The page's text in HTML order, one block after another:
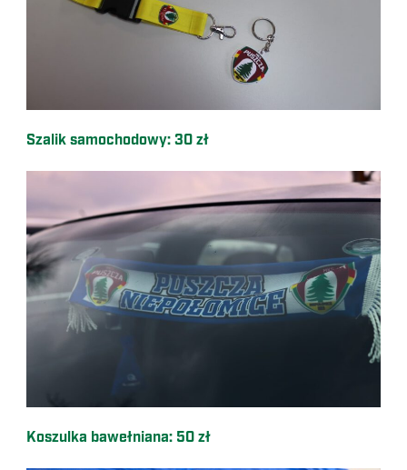
Szalik samochodowy: 30 zł
Koszulka bawełniana: 50 zł